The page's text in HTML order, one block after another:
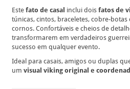
Estefato de casal inclui doisfatos de
túnicas, cintos, braceletes, cobre-botas
cornos. Confortáveis e cheios de
transformarem em verdadeiros
sucesso em qualquer evento.
Ideal para casais, amigos ou duplas
umvisual viking original e